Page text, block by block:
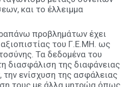
και το έλλειμμα
προβλημάτων έχει
του Γ.Ε.ΜΗ. ως
Τα δεδομένα του
διασφάλιση της διαφάνειας
ενίσχυση της ασφάλειας